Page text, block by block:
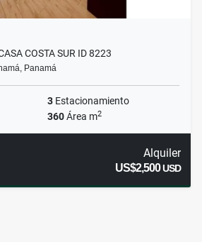
COSTA SUR ID 8223
Panamá
3 Estacionamiento
360Área m2
Alquiler
US$2,500USD